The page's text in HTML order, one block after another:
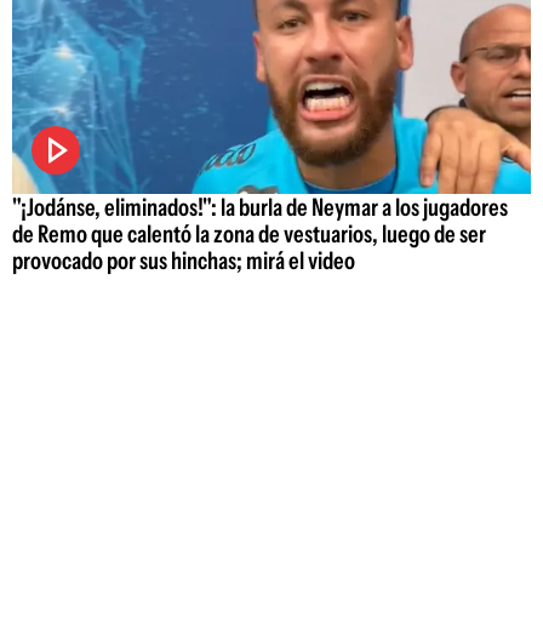
"¡Jodánse, eliminados!": la burla de Neymar a los jugadores
de Remo que calentó la zona de vestuarios, luego de ser
provocado por sus hinchas; mirá el video